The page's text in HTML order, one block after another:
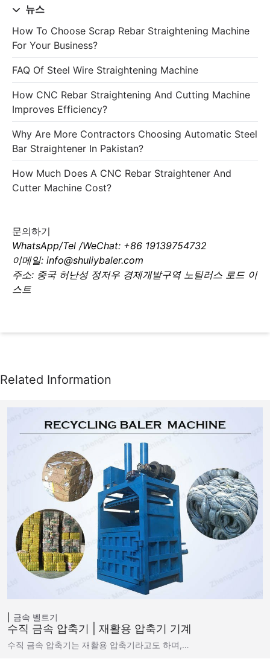
뉴스
How To Choose Scrap Rebar Straightening Machine
For Your Business?
FAQ Of Steel Wire Straightening Machine
How CNC Rebar Straightening And Cutting Machine
Improves Efficiency?
Why Are More Contractors Choosing Automatic Steel
Bar Straightener In Pakistan?
How Much Does A CNC Rebar Straightener And
Cutter Machine Cost?
문의하기
WhatsApp/Tel /WeChat: +86 19139754732
이메일: info@shuliybaler.com
주소: 중국 허난성 정저우 경제개발구역 노틸러스 로드 이
스트
금속 벨트기
수직 금속 압축기 | 재활용 압축기 기계
수직 금속 압축기는 재활용 압축기라고도 하며,…